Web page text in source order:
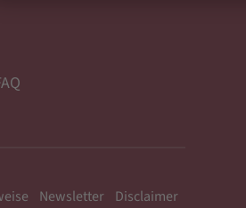
Newsletter Disclaimer